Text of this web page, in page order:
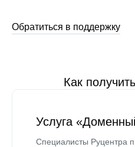
Обратиться в поддержку
Как
Услуга
Специалисты Руцентра